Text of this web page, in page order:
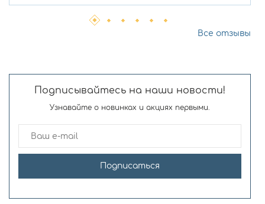
Все отзывы
Подписывайтесь на наши новости!
Узнавайте о новинках и акциях первыми.
Подписаться